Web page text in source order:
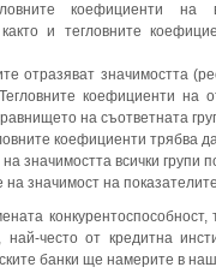
коефициенти на
и тегловните
отразяват значимостта
коефициенти на
на съответната
коефициенти трябва
значимостта всички групи
значимост на
конкурентоспособност,
често от кредитна
банки ще намерите в